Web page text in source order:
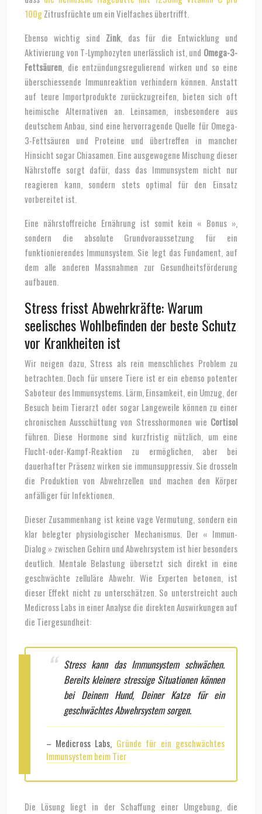
100gZitrusfrüchte um ein Vielfaches übertrifft.
Ebenso wichtig sind Zink, das für die Entwicklung und
Aktivierung von T-Lymphozyten unerlässlich ist, und Omega-3-
Fettsäuren , die entzündungsregulierend wirken und so eine
überschiessende Immunreaktion verhindern können. Anstatt
auf teure Importprodukte zurückzugreifen, bieten sich oft
heimische Alternativen an. Leinsamen, insbesondere aus
deutschem Anbau, sind eine hervorragende Quelle für Omega-
3-Fettsäuren und Proteine und übertreffen in mancher
Hinsicht sogar Chiasamen. Eine ausgewogene Mischung dieser
Nährstoffe sorgt dafür, dass das Immunsystem nicht nur
reagieren kann, sondern stets optimal für den Einsatz
vorbereitet ist.
Eine nährstoffreiche Ernährung ist somit kein « Bonus »,
sondern die absolute Grundvoraussetzung für ein
funktionierendes Immunsystem. Sie legt das Fundament, auf
dem alle anderen Massnahmen zur Gesundheitsförderung
aufbauen.
Stress frisst Abwehrkräfte: Warum
seelisches Wohlbefinden der beste Schutz
vor Krankheiten ist
Wir neigen dazu, Stress als rein menschliches Problem zu
betrachten. Doch für unsere Tiere ist er ein ebenso potenter
Saboteur des Immunsystems. Lärm, Einsamkeit, ein Umzug, der
Besuch beim Tierarzt oder sogar Langeweile können zu einer
chronischen Ausschüttung von Stresshormonen wie Cortisol
führen. Diese Hormone sind kurzfristig nützlich, um eine
Flucht-oder-Kampf-Reaktion zu ermöglichen, aber bei
dauerhafter Präsenz wirken sie immunsuppressiv. Sie drosseln
die Produktion von Abwehrzellen und machen den Körper
anfälliger für Infektionen.
Dieser Zusammenhang ist keine vage Vermutung, sondern ein
klar belegter physiologischer Mechanismus. Der « Immun-
Dialog » zwischen Gehirn und Abwehrsystem ist hier besonders
deutlich. Mentale Belastung übersetzt sich direkt in eine
geschwächte zelluläre Abwehr. Wie Experten betonen, ist
dieser Effekt nicht zu unterschätzen. So unterstreicht auch
Medicross Labs in einer Analyse die direkten Auswirkungen auf
die Tiergesundheit:
Stress kann das Immunsystem schwächen.
Bereits kleinere stressige Situationen können
bei Deinem Hund, Deiner Katze für ein
geschwächtes Abwehrsystem sorgen.
– Medicross Labs, Gründe für ein geschwächtes
Immunsystem beim Tier
Die Lösung liegt in der Schaffung einer Umgebung, die